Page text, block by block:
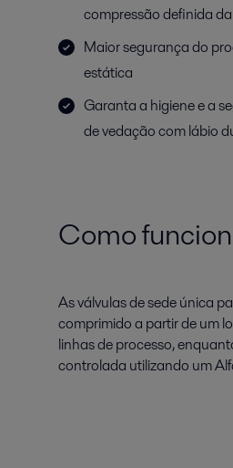
compressão definida
Maior segurança do
estática
Garanta a higiene e a
de vedação com lábio
Como
As válvulas de sede única
comprimido a partir de um
linhas de processo,
controlada utilizando um